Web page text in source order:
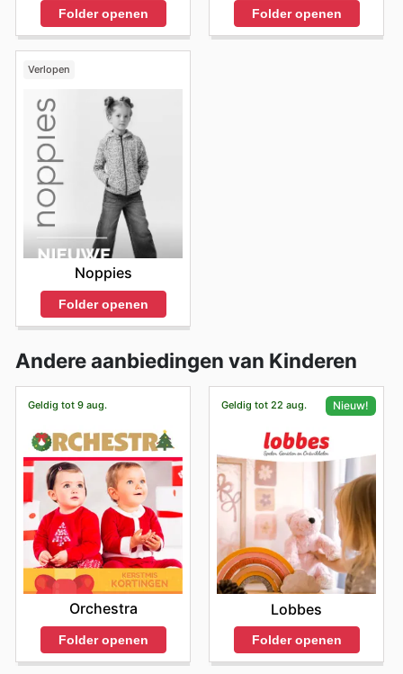
Folder openen Folder openen
Verlopen
Noppies
Folder openen
Andere aanbiedingen van Kinderen
Geldig tot 9 aug.
Orchestra
Folder openen
Geldig tot 22 aug. Nieuw!
Lobbes
Folder openen